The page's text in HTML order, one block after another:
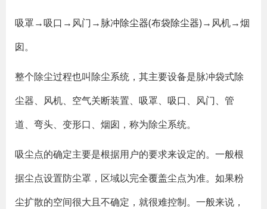
吸罩→吸口→风门→脉冲除尘器(布袋除尘器)→风机→烟
囱。
整个除尘过程也叫除尘系统，其主要设备是脉冲袋式除
尘器、风机、空气关断装置、吸罩、吸口、风门、管
道、弯头、变形口、烟囱，称为除尘系统。
吸尘点的确定主要是根据用户的要求来设定的。一般根
据尘点设置防尘罩，区域以完全覆盖尘点为准。如果粉
尘扩散的空间很大且不确定，就很难控制。一般来说，